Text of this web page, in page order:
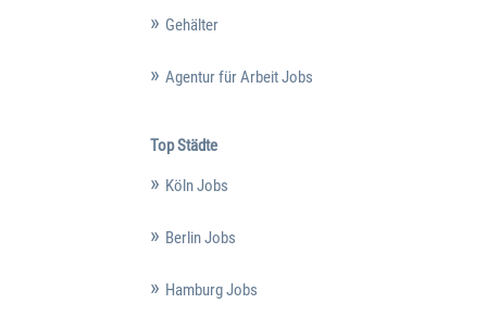
Gehälter
Agentur für Arbeit Jobs
Top Städte
Köln Jobs
Berlin Jobs
Hamburg Jobs